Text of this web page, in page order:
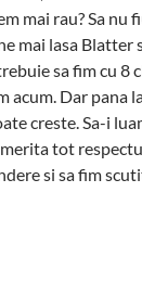
mai rau? Sa nu
mai lasa Blatter
sa fim cu 8
acum. Dar pana
creste. Sa-i
tot
si sa fim